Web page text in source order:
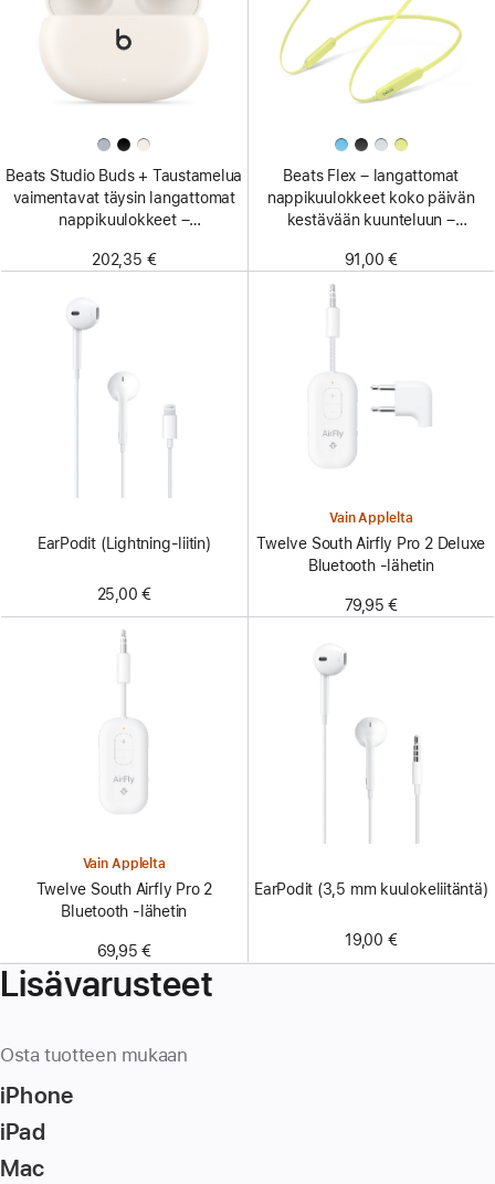
Beats Studio Buds + Taustamelua
vaimentavat täysin langattomat
nappikuulokkeet –
202,35 €
Beats Flex – langattomat
nappikuulokkeet koko päivän
kestävään kuunteluun –
91,00 €
EarPodit (Lightning-liitin)
25,00 €
Vain Applelta
Twelve South Airfly Pro 2 Deluxe
Bluetooth ‑lähetin
79,95 €
Vain Applelta
Twelve South Airfly Pro 2
Bluetooth ‑lähetin
69,95 €
EarPodit (3,5 mm kuuloke­liitäntä)
19,00 €
Lisävarusteet
Osta tuotteen mukaan
iPhone
iPad
Mac